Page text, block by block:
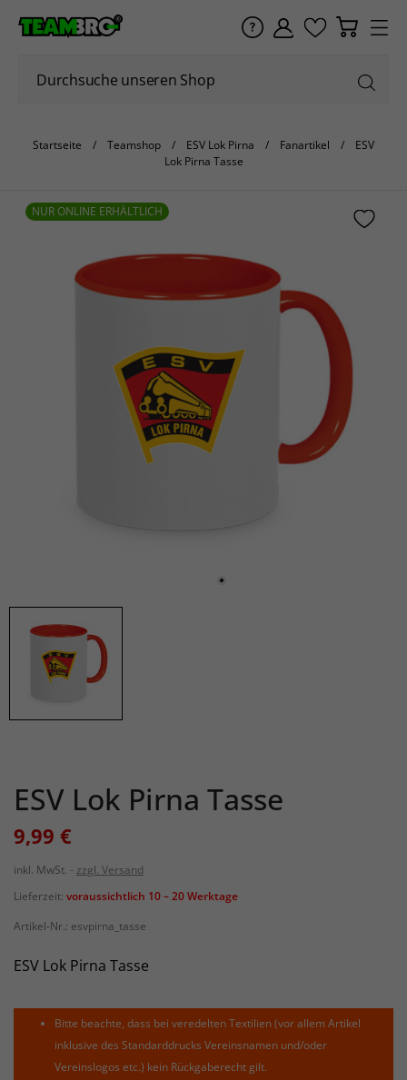
Startseite Teamshop ESV Lok Pirna Fanartikel
ESV
Lok Pirna Tasse
NUR ONLINE ERHÄLTLICH
ESV Lok Pirna Tasse
9,99 €
inkl. MwSt.
zzgl. Versand
Lieferzeit: voraussichtlich 10 – 20 Werktage
Artikel-Nr.: esvpirna_tasse
ESV Lok Pirna Tasse
Bitte beachte, dass bei veredelten Textilien (vor allem Artikel
inklusive des Standarddrucks Vereinsnamen und/oder
Vereinslogos etc.) kein Rückgaberecht gilt.